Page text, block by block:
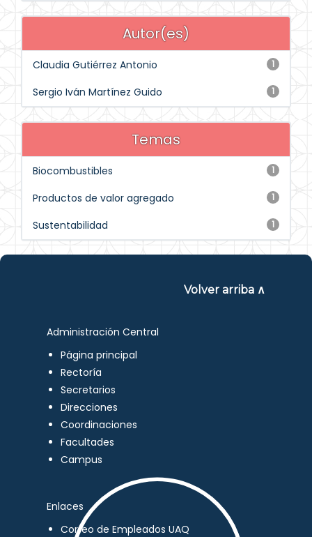
Autor(es)
1
Claudia Gutiérrez Antonio
1
Sergio Iván Martínez Guido
Temas
1
Biocombustibles
1
Productos de valor agregado
1
Sustentabilidad
Volver arriba ∧
Administración Central
Página principal
Rectoría
Secretarios
Direcciones
Coordinaciones
Facultades
Campus
Enlaces
Correo de Empleados UAQ